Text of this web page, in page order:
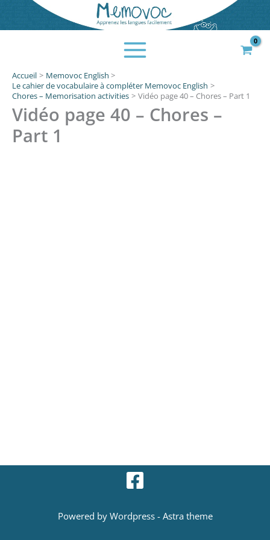
Accueil
Memovoc English
Le cahier de vocabulaire à compléter Memovoc English
Chores – Memorisation activities
Vidéo page 40 – Chores – Part 1
Vidéo page 40 – Chores –
Part 1
Powered by Wordpress - Astra theme